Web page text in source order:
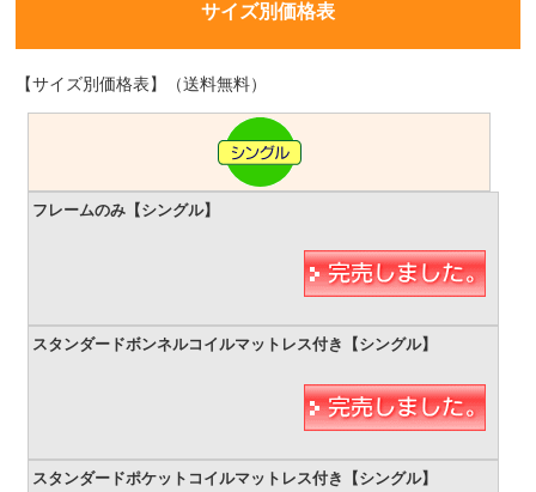
サイズ別価格表
【サイズ別価格表】（送料無料）